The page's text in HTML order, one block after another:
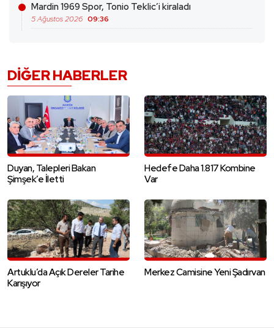
Mardin 1969 Spor, Tonio Teklic’i kiraladı
5 Ağustos 2026 09:36
DIĞER HABERLER
Duyan, Talepleri Bakan
Şimşek’e İletti
Hedefe Daha 1.817 Kombine
Var
Artuklu’da Açık Dereler Tarihe
Karışıyor
Merkez Camisine Yeni Şadırvan